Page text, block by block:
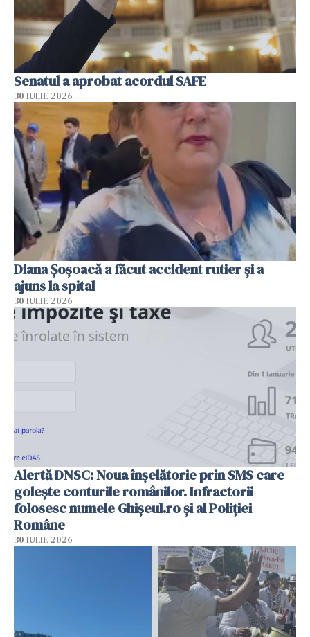
Senatul a aprobat acordul SAFE
30 IULIE 2026
Diana Șoșoacă a făcut accident rutier și a
ajuns la spital
30 IULIE 2026
Alertă DNSC: Noua înșelătorie prin SMS care
golește conturile românilor. Infractorii
folosesc numele Ghișeul.ro și al Poliției
Române
30 IULIE 2026